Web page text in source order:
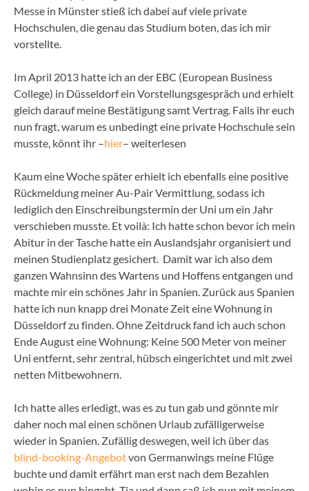
Messe in Münster stieß ich dabei auf viele private
Hochschulen, die genau das Studium boten, das ich mir
vorstellte.
Im April 2013 hatte ich an der EBC (European Business
College) in Düsseldorf ein Vorstellungsgespräch und erhielt
gleich darauf meine Bestätigung samt Vertrag. Falls ihr euch
nun fragt, warum es unbedingt eine private Hochschule sein
musste, könnt ihr –hier– weiterlesen
Kaum eine Woche später erhielt ich ebenfalls eine positive
Rückmeldung meiner Au-Pair Vermittlung, sodass ich
lediglich den Einschreibungstermin der Uni um ein Jahr
verschieben musste. Et voilà: Ich hatte schon bevor ich mein
Abitur in der Tasche hatte ein Auslandsjahr organisiert und
meinen Studienplatz gesichert. Damit war ich also dem
ganzen Wahnsinn des Wartens und Hoffens entgangen und
machte mir ein schönes Jahr in Spanien. Zurück aus Spanien
hatte ich nun knapp drei Monate Zeit eine Wohnung in
Düsseldorf zu finden. Ohne Zeitdruck fand ich auch schon
Ende August eine Wohnung: Keine 500 Meter von meiner
Uni entfernt, sehr zentral, hübsch eingerichtet und mit zwei
netten Mitbewohnern.
Ich hatte alles erledigt, was es zu tun gab und gönnte mir
daher noch mal einen schönen Urlaub zufälligerweise
wieder in Spanien. Zufällig deswegen, weil ich über das
blind-booking-Angebotvon Germanwings meine Flüge
buchte und damit erfährt man erst nach dem Bezahlen